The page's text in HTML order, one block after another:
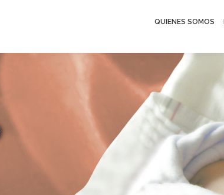
QUIENES SOMOS